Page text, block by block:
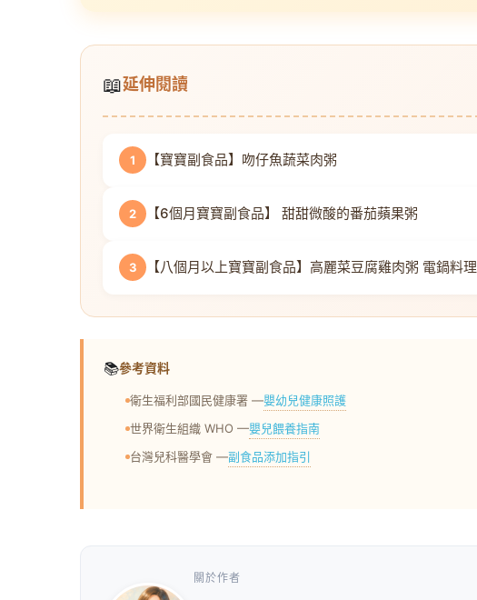
📖延伸閱讀
1 【寶寶副食品】吻仔魚蔬菜肉粥
2 【6個月寶寶副食品】 甜甜微酸的番茄蘋果粥
3 【八個月以上寶寶副食品】高麗菜豆腐雞肉粥 電鍋料理
📚參考資料
衛生福利部國民健康署 —嬰幼兒健康照護
世界衛生組織 WHO —嬰兒餵養指南
台灣兒科醫學會 —副食品添加指引
關於作者